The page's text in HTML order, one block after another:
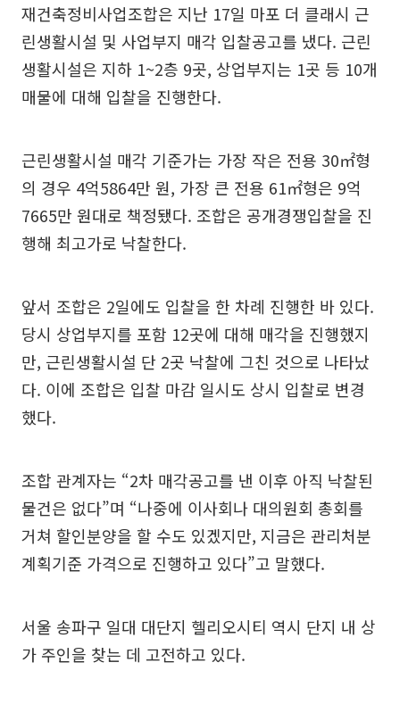
재건축정비사업조합은 지난 17일 마포 더 클래시 근
린생활시설 및 사업부지 매각 입찰공고를 냈다. 근린
생활시설은 지하 1~2층 9곳, 상업부지는 1곳 등 10개
매물에 대해 입찰을 진행한다.
근린생활시설 매각 기준가는 가장 작은 전용 30㎡형
의 경우 4억5864만 원, 가장 큰 전용 61㎡형은 9억
7665만 원대로 책정됐다. 조합은 공개경쟁입찰을 진
행해 최고가로 낙찰한다.
앞서 조합은 2일에도 입찰을 한 차례 진행한 바 있다.
당시 상업부지를 포함 12곳에 대해 매각을 진행했지
만, 근린생활시설 단 2곳 낙찰에 그친 것으로 나타났
다. 이에 조합은 입찰 마감 일시도 상시 입찰로 변경
했다.
조합 관계자는 “2차 매각공고를 낸 이후 아직 낙찰된
물건은 없다”며 “나중에 이사회나 대의원회 총회를
거쳐 할인분양을 할 수도 있겠지만, 지금은 관리처분
계획기준 가격으로 진행하고 있다”고 말했다.
서울 송파구 일대 대단지 헬리오시티 역시 단지 내 상
가 주인을 찾는 데 고전하고 있다.